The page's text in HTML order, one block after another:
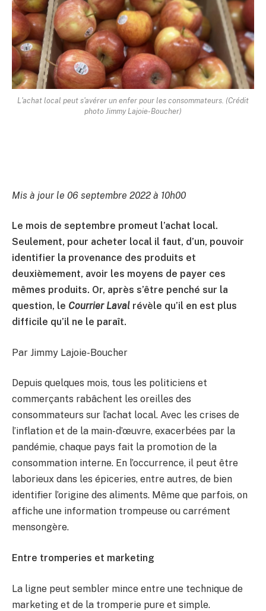
L'achat local peut s'avérer un enfer pour les consommateurs. (Crédit
photo Jimmy Lajoie-Boucher)
Mis à jour le 06 septembre 2022 à 10h00
Le mois de septembre promeut l’achat local.
Seulement, pour acheter local il faut, d’un, pouvoir
identifier la provenance des produits et
deuxièmement, avoir les moyens de payer ces
mêmes produits. Or, après s’être penché sur la
question, le Courrier Laval révèle qu’il en est plus
difficile qu’il ne le paraît.
Par Jimmy Lajoie-Boucher
Depuis quelques mois, tous les politiciens et
commerçants rabâchent les oreilles des
consommateurs sur l’achat local. Avec les crises de
l’inflation et de la main-d’œuvre, exacerbées par la
pandémie, chaque pays fait la promotion de la
consommation interne. En l’occurrence, il peut être
laborieux dans les épiceries, entre autres, de bien
identifier l’origine des aliments. Même que parfois, on
affiche une information trompeuse ou carrément
mensongère.
Entre tromperies et marketing
La ligne peut sembler mince entre une technique de
marketing et de la tromperie pure et simple.